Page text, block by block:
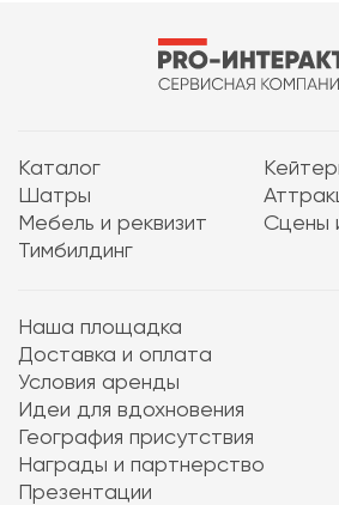
Каталог
Шатры
Мебель и реквизит
Сцены
Тимбилдинг
Наша площадка
Доставка и оплата
Условия аренды
Идеи для вдохновения
География присутствия
Награды и партнерство
Презентации